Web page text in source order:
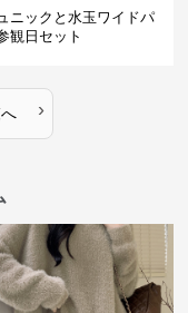
ニックと水玉ワイドパ
観日セット
›